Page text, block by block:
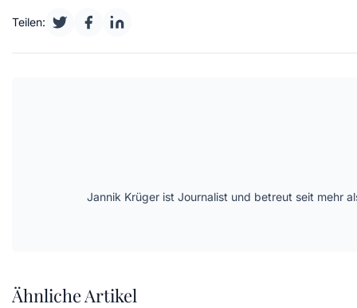
Teilen:
Jannik Krüger ist Journalist und betreut seit mehr
Ähnliche Artikel